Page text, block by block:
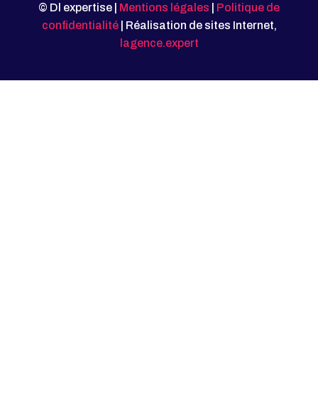
© Dl expertise | Mentions légales
Politique de
confidentialité| Réalisation de sites Internet,
lagence.expert